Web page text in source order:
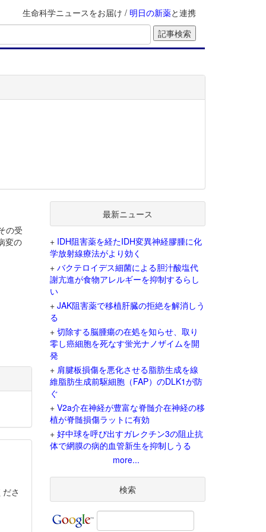
生命科学ニュースをお届け / 明日の新薬と連携
の受
変の
さ
最新ニュース
+ IDH阻害薬を経たIDH変異神経膠腫に化
学放射線療法がより効く
+ バクテロイデス細菌による胆汁酸塩代
謝亢進が食物アレルギーを抑制するらし
い
+ JAK阻害薬で移植肝臓の拒絶を解消しう
る
+ 切除する脳腫瘍の在処を知らせ、取り
零し癌細胞を死なす蛍光ナノザイムを開
発
+ 肩腱板損傷を悪化させる脂肪生成を線
維脂肪生成前駆細胞（FAP）のDLK1が防
ぐ
+ V2a介在神経が豊富な脊髄介在神経の移
植が脊髄損傷ラットに有効
+ 好中球を呼び出すガレクチン3の阻止抗
体で網膜の病的血管新生を抑制しうる
more...
検索